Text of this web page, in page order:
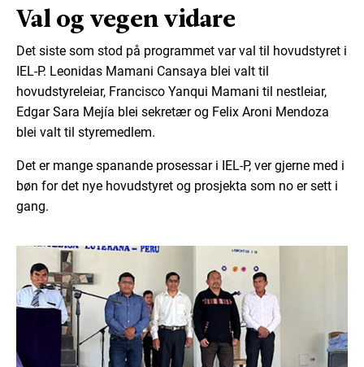
Val og vegen vidare
Det siste som stod på programmet var val til hovudstyret i
IEL-P. Leonidas Mamani Cansaya blei valt til
hovudstyreleiar, Francisco Yanqui Mamani til nestleiar,
Edgar Sara Mejía blei sekretær og Felix Aroni Mendoza
blei valt til styremedlem.
Det er mange spanande prosessar i IEL-P, ver gjerne med i
bøn for det nye hovudstyret og prosjekta som no er sett i
gang.